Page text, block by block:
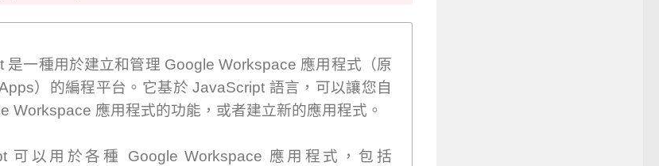
是一種用於建立和管理 Google Workspace 應用程式（原
）的編程平台。它基於 JavaScript 語言，可以讓您自
Workspace 應用程式的功能，或者建立新的應用程式。
可以用於各種 Google Workspace 應用程式，包括